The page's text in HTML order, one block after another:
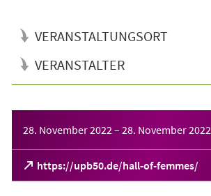
VERANSTALTUNGSORT
VERANSTALTER
28. November 2022 – 28. November 2022
https://upb50.de/hall-of-femmes/
(Öffnet
in